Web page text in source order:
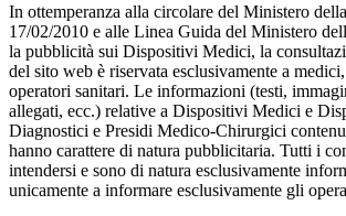
In ottemperanza alla circolare del Ministero
17/02/2010 e alle Linea Guida del Ministero
la pubblicità sui Dispositivi Medici, la
del sito web è riservata esclusivamente a
operatori sanitari. Le informazioni (testi,
allegati, ecc.) relative a Dispositivi Medici e
Diagnostici e Presidi Medico-Chirurgici
hanno carattere di natura pubblicitaria. Tutti i
intendersi e sono di natura esclusivamente
unicamente a informare esclusivamente gli